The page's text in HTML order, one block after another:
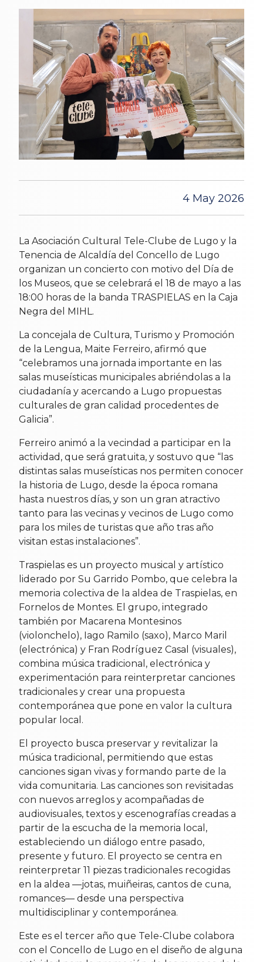
4 May 2026
La Asociación Cultural Tele-Clube de Lugo y la
Tenencia de Alcaldía del Concello de Lugo
organizan un concierto con motivo del Día de
los Museos, que se celebrará el 18 de mayo a las
18:00 horas de la banda TRASPIELAS en la Caja
Negra del MIHL.
La concejala de Cultura, Turismo y Promoción
de la Lengua, Maite Ferreiro, afirmó que
“celebramos una jornada importante en las
salas museísticas municipales abriéndolas a la
ciudadanía y acercando a Lugo propuestas
culturales de gran calidad procedentes de
Galicia”.
Ferreiro animó a la vecindad a participar en la
actividad, que será gratuita, y sostuvo que “las
distintas salas museísticas nos permiten conocer
la historia de Lugo, desde la época romana
hasta nuestros días, y son un gran atractivo
tanto para las vecinas y vecinos de Lugo como
para los miles de turistas que año tras año
visitan estas instalaciones”.
Traspielas es un proyecto musical y artístico
liderado por Su Garrido Pombo, que celebra la
memoria colectiva de la aldea de Traspielas, en
Fornelos de Montes. El grupo, integrado
también por Macarena Montesinos
(violonchelo), Iago Ramilo (saxo), Marco Maril
(electrónica) y Fran Rodríguez Casal (visuales),
combina música tradicional, electrónica y
experimentación para reinterpretar canciones
tradicionales y crear una propuesta
contemporánea que pone en valor la cultura
popular local.
El proyecto busca preservar y revitalizar la
música tradicional, permitiendo que estas
canciones sigan vivas y formando parte de la
vida comunitaria. Las canciones son revisitadas
con nuevos arreglos y acompañadas de
audiovisuales, textos y escenografías creadas a
partir de la escucha de la memoria local,
estableciendo un diálogo entre pasado,
presente y futuro. El proyecto se centra en
reinterpretar 11 piezas tradicionales recogidas
en la aldea —jotas, muiñeiras, cantos de cuna,
romances— desde una perspectiva
multidisciplinar y contemporánea.
Este es el tercer año que Tele-Clube colabora
con el Concello de Lugo en el diseño de alguna